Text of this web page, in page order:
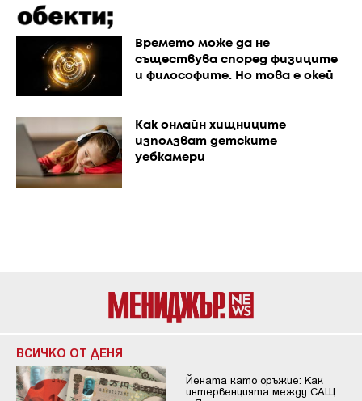
Времето може да не
съществува според физиците
и философите. Но това е окей
Как онлайн хищниците
използват детските
уебкамери
ВСИЧКО ОТ ДЕНЯ
Йената като оръжие: Как
интервенцията между САЩ